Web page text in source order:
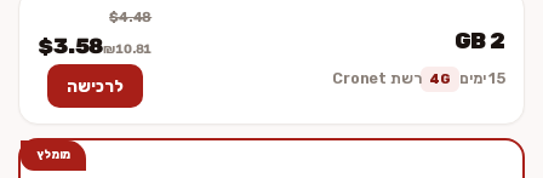
2 GB
15 ימים 4G רשת Cronet
$4.48
$3.58₪10.81
לרכישה
מומלץ